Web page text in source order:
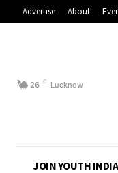
Advertise About
26 C Lucknow
JOIN YOUTH INDIA